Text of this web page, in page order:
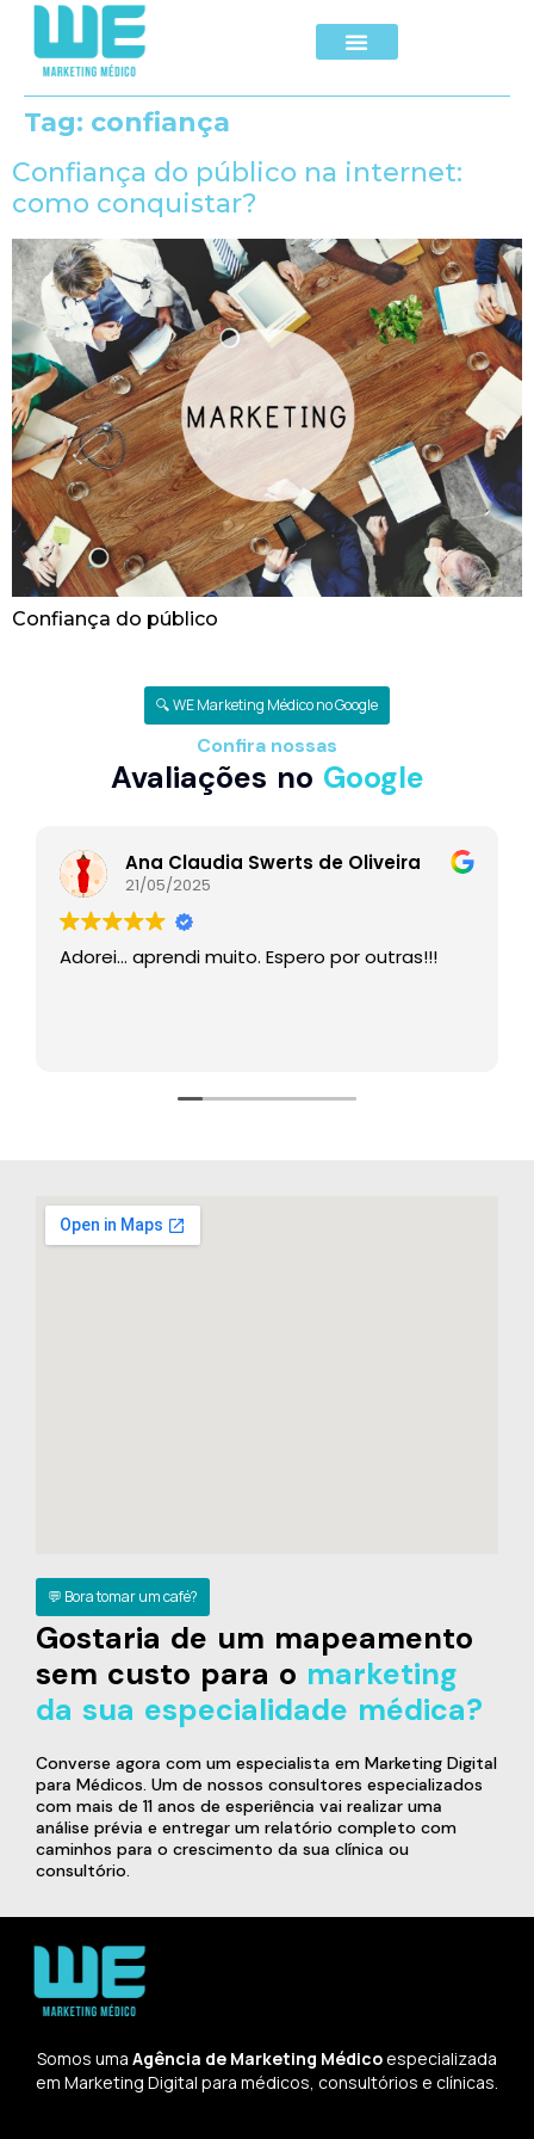
Tag: confiança
Confiança do público na internet:
como conquistar?
Confiança do público
🔍 WE Marketing Médico no Google
Confira nossas
Avaliações no Google
Ana Claudia Swerts de Oliveira
21/05/2025
Adorei… aprendi muito. Espero por outras!!!
💬 Bora tomar um café?
Gostaria de um mapeamento
sem custo para o marketing
da sua especialidade médica?
Converse agora com um especialista em Marketing Digital
para Médicos. Um de nossos consultores especializados
com mais de 11 anos de esperiência vai realizar uma
análise prévia e entregar um relatório completo com
caminhos para o crescimento da sua clínica ou
consultório.
Somos uma Agência de Marketing Médicoespecializada
em Marketing Digital para médicos, consultórios e clínicas.